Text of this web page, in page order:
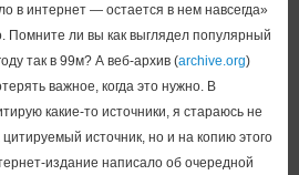
в интернет — остается в нем навсегда»
Помните ли вы как выглядел популярный
так в 99м? А веб-архив (archive.org)
важное, когда это нужно. В
какие-то источники, я стараюсь не
источник, но и на копию этого
издание написало об очередной